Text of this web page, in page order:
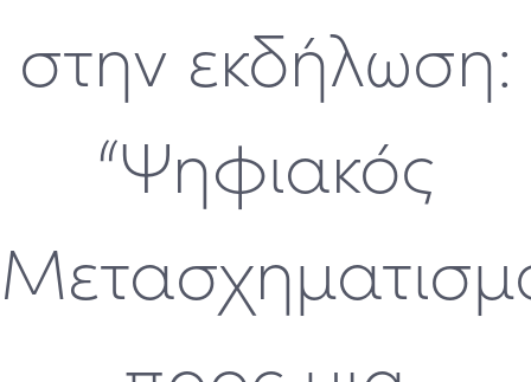
στην εκδήλωση:
“Ψηφιακός